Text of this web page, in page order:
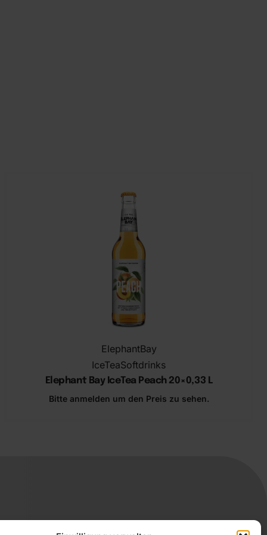
ElephantBay
IceTeaSoftdrinks
Elephant Bay IceTea Peach ​20×0,33 L
Bitte anmelden um den Preis zu sehen.